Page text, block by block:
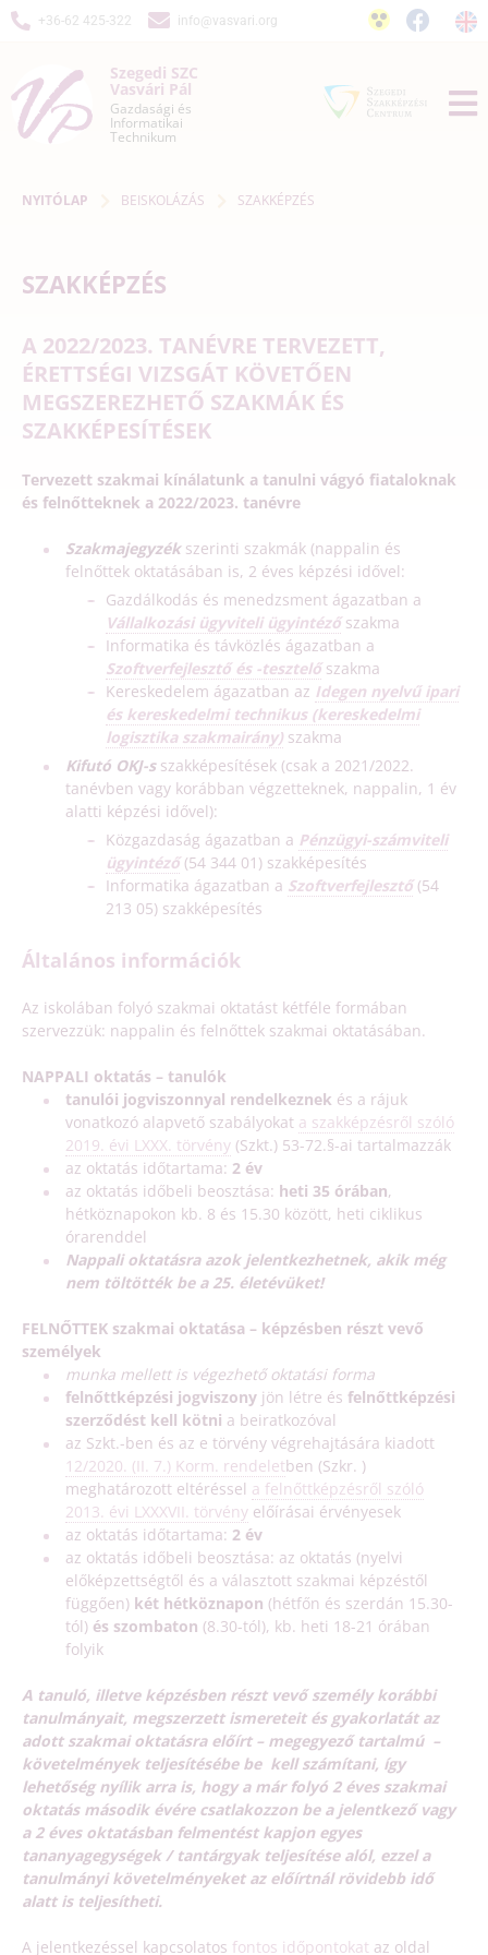
+36-62 425-322 info@vasvari.org
Szegedi SZC
Vasvári Pál
Gazdasági és
Informatikai
Technikum
NYITÓLAP BEISKOLÁZÁS SZAKKÉPZÉS
SZAKKÉPZÉS
A 2022/2023. TANÉVRE TERVEZETT,
ÉRETTSÉGI VIZSGÁT KÖVETŐEN
MEGSZEREZHETŐ SZAKMÁK ÉS
SZAKKÉPESÍTÉSEK
Tervezett szakmai kínálatunk a tanulni vágyó fiataloknak
és felnőtteknek a 2022/2023. tanévre
Szakmajegyzék szerinti szakmák (nappalin és
felnőttek oktatásában is, 2 éves képzési idővel:
Gazdálkodás és menedzsment ágazatban a
Vállalkozási ügyviteli ügyintézőszakma
Informatika és távközlés ágazatban a
Szoftverfejlesztő és -tesztelőszakma
Kereskedelem ágazatban az Idegen nyelvű ipari
és kereskedelmi technikus (kereskedelmi
logisztika szakmairány) szakma
Kifutó OKJ-sszakképesítések (csak a 2021/2022.
tanévben vagy korábban végzetteknek, nappalin, 1 év
alatti képzési idővel):
Közgazdaság ágazatban a Pénzügyi-számviteli
ügyintéző(54 344 01) szakképesítés
Informatika ágazatban a Szoftverfejlesztő(54
213 05) szakképesítés
Általános információk
Az iskolában folyó szakmai oktatást kétféle formában
szervezzük: nappalin és felnőttek szakmai oktatásában.
NAPPALI oktatás – tanulók
tanulói jogviszonnyal rendelkeznek és a rájuk
vonatkozó alapvető szabályokat a szakképzésről szóló
2019. évi LXXX. törvény (Szkt.) 53-72.§-ai tartalmazzák
az oktatás időtartama: 2 év
az oktatás időbeli beosztása: heti 35 órában,
hétköznapokon kb. 8 és 15.30 között, heti ciklikus
órarenddel
Nappali oktatásra azok jelentkezhetnek, akik még
nem töltötték be a 25. életévüket!
FELNŐTTEK szakmai oktatása – képzésben részt vevő
személyek
munka mellett is végezhető oktatási forma
felnőttképzési jogviszony jön létre és felnőttképzési
szerződést kell kötni a beiratkozóval
az Szkt.-ben és az e törvény végrehajtására kiadott
12/2020. (II. 7.) Korm. rendeletben (Szkr. )
meghatározott eltéréssel a felnőttképzésről szóló
2013. évi LXXXVII. törvény előírásai érvényesek
az oktatás időtartama: 2 év
az oktatás időbeli beosztása: az oktatás (nyelvi
előképzettségtől és a választott szakmai képzéstől
függően) két hétköznapon (hétfőn és szerdán 15.30-
tól) és szombaton (8.30-tól), kb. heti 18-21 órában
folyik
A tanuló, illetve képzésben részt vevő személy korábbi
tanulmányait, megszerzett ismereteit és gyakorlatát az
adott szakmai oktatásra előírt – megegyező tartalmú –
követelmények teljesítésébe be kell számítani, így
lehetőség nyílik arra is, hogy a már folyó 2 éves szakmai
oktatás második évére csatlakozzon be a jelentkező vagy
a 2 éves oktatásban felmentést kapjon egyes
tananyagegységek / tantárgyak teljesítése alól, ezzel a
tanulmányi követelményeket az előírtnál rövidebb idő
alatt is teljesítheti.
A jelentkezéssel kapcsolatos fontos időpontokat az oldal